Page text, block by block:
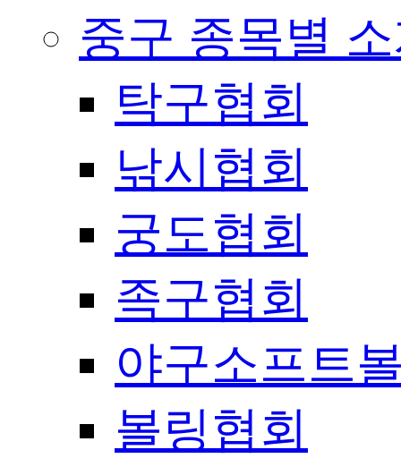
중구 종목별
탁구협회
낚시협회
궁도협회
족구협회
야구소프트
볼링협회